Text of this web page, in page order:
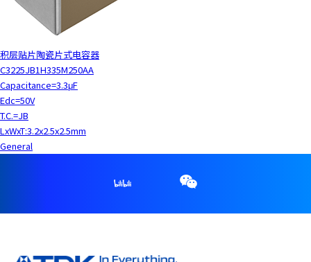
积层贴片陶瓷片式电容器
C3225JB1H335M250AA
Capacitance=3.3μF
Edc=50V
T.C.=JB
LxWxT:3.2x2.5x2.5mm
General